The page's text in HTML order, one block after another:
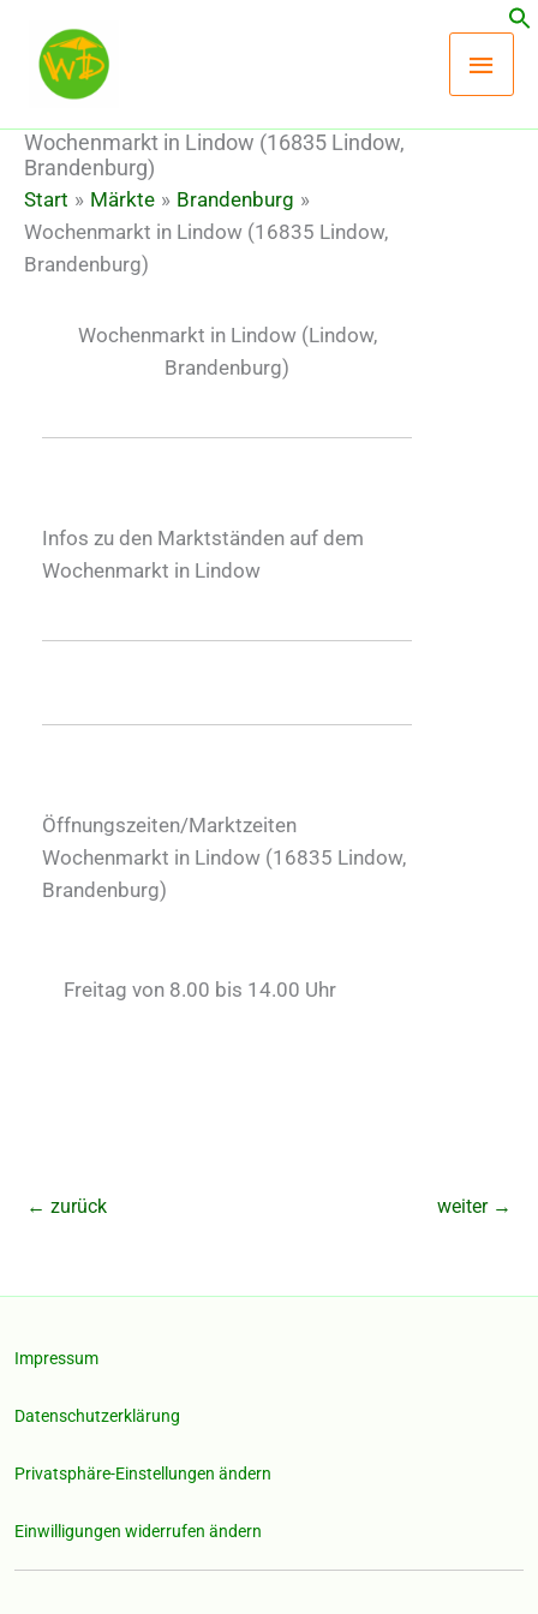
Inhalt
springen
Wochenmarkt in Lindow (16835 Lindow,
Brandenburg)
Start Märkte
Brandenburg
Wochenmarkt in Lindow (16835 Lindow,
Brandenburg)
Wochenmarkt in Lindow (Lindow,
Brandenburg)
Infos zu den Marktständen auf dem
Wochenmarkt in Lindow
Öffnungszeiten/Marktzeiten
Wochenmarkt in Lindow (16835 Lindow,
Brandenburg)
Freitag von 8.00 bis 14.00 Uhr
← zurück weiter →
Impressum
Datenschutzerklärung
Privatsphäre-Einstellungen ändern
Einwilligungen widerrufen ändern